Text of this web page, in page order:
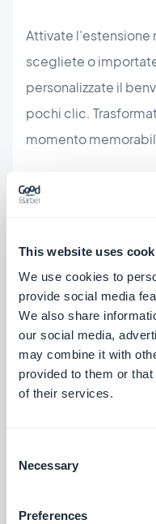
This website uses
We use cookies to
provide social media
We also share
our social media,
may combine it with
provided to them or
of their services.
Selection
Necessary
Preferences
Attivate l'estensione
scegliete o
personalizzate il
pochi clic.
momento
schermata